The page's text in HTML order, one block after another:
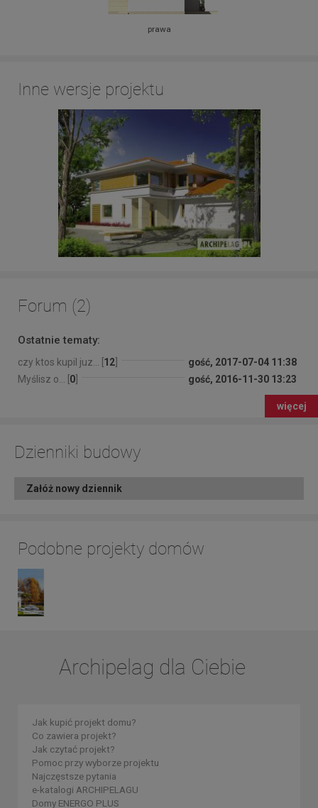
prawa
Inne wersje projektu
Forum (2)
Ostatnie tematy:
czy ktos kupil juz... [12]
gość, 2017-07-04 11:38
Myślisz o... [0] gość, 2016-11-30 13:23
więcej
Dzienniki budowy
Załóż nowy dziennik
Podobne projekty domów
Archipelag dla Ciebie
Jak kupić projekt domu?
Co zawiera projekt?
Jak czytać projekt?
Pomoc przy wyborze projektu
Najczęstsze pytania
e-katalogi ARCHIPELAGU
Domy ENERGO PLUS